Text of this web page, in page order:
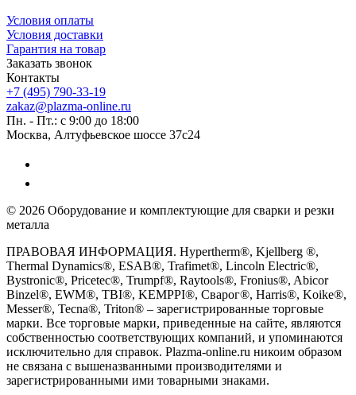
Условия оплаты
Условия доставки
Гарантия на товар
Заказать звонок
Контакты
+7 (495) 790-33-19
zakaz@plazma-online.ru
Пн. - Пт.: с 9:00 до 18:00
Москва, Алтуфьевское шоссе 37с24
© 2026 Оборудование и комплектующие для сварки и резки
металла
ПРАВОВАЯ ИНФОРМАЦИЯ. Hypertherm®, Kjellberg ®,
Thermal Dynamics®, ESAB®, Trafimet®, Lincoln Electric®,
Bystronic®, Pricetec®, Trumpf®, Raytools®, Fronius®, Abicor
Binzel®, EWM®, TBI®, KEMPPI®, Сварог®, Harris®, Koike®,
Messer®, Tecna®, Triton® – зарегистрированные торговые
марки. Все торговые марки, приведенные на сайте, являются
собственностью соответствующих компаний, и упоминаются
исключительно для справок. Plazma-online.ru никоим образом
не связана с вышеназванными производителями и
зарегистрированными ими товарными знаками.